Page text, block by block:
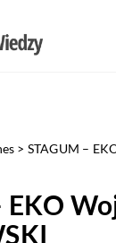
> STAGUM –
EKO